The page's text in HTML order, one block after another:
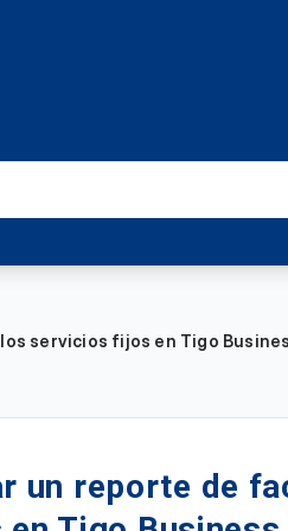
servicios fijos en Tigo
un reporte de